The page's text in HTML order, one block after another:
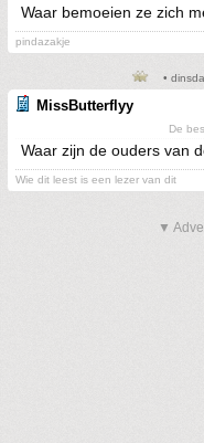
Waar bemoeien ze zich
pindazakje
•
MissButterflyy
De
Waar zijn de ouders van
Wie dit leest is een lezer van dit
▼